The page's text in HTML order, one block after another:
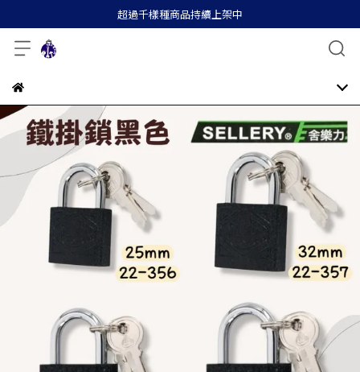
超過千樣種商品持續上架中